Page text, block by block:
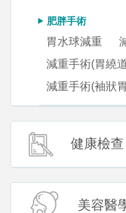
肥胖手術
胃水球減重
減重手術(胃繞
減重手術(袖狀
健康檢查
美容醫